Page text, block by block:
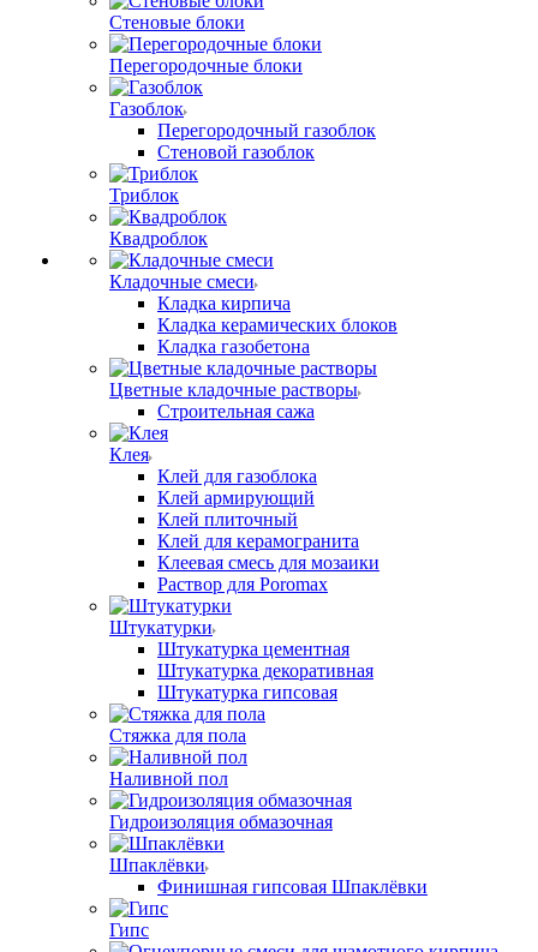
Стеновые блоки
Перегородочные блоки
Газоблок
Перегородочный газоблок
Стеновой газоблок
Триблок
Квадроблок
Кладочные смеси
Кладка кирпича
Кладка керамических блоков
Кладка газобетона
Цветные кладочные растворы
Строительная сажа
Клея
Клей для газоблока
Клей армирующий
Клей плиточный
Клей для керамогранита
Клеевая смесь для мозаики
Раствор для Poromax
Штукатурки
Штукатурка цементная
Штукатурка декоративная
Штукатурка гипсовая
Стяжка для пола
Наливной пол
Гидроизоляция обмазочная
Шпаклёвки
Финишная гипсовая Шпаклёвки
Гипс